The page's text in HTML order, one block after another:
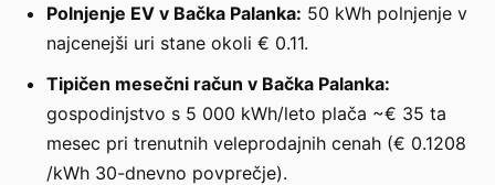
Polnjenje EV v Bačka Palanka: 50 kWh polnjenje v
najcenejši uri stane okoli € 0.11.
Tipičen mesečni račun v Bačka Palanka:
gospodinjstvo s 5 000 kWh/leto plača ~€ 35 ta
mesec pri trenutnih veleprodajnih cenah (€ 0.1208
/kWh 30-dnevno povprečje).